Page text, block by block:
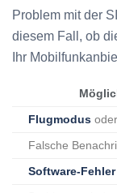
Problem mit der
diesem Fall, ob
Ihr
Flugmodus
Falsche
Software-Fehler